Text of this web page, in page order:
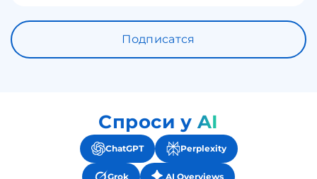
Подписатся
Спроси у AI
ChatGPT Perplexity
Grok AI Overviews